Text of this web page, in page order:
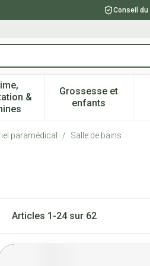
Conseil
pour la catégorie Beauté, soins
&
Afficher le sous-menu pour la
Grossesse et
enfantsAfficher le
paramédical / Salle de bains
Articles 1 -24sur 62